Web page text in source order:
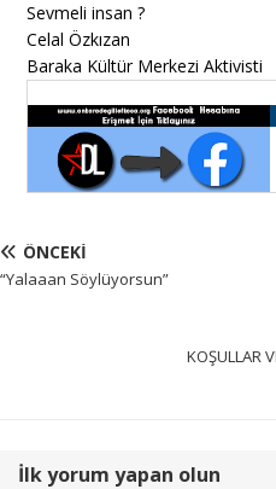
Sevmeli insan ?
Celal Özkızan
Baraka Kültür Merkezi Aktivisti
ÖNCEKI
“Yalaaan Söylüyorsun”
KOŞULLAR
İlk yorum yapan olun